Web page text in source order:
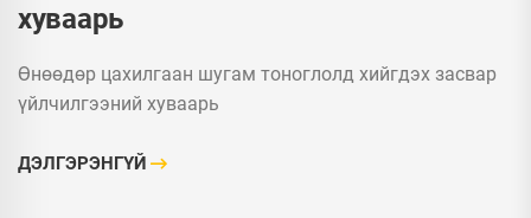
хуваарь
Өнөөдөр цахилгаан шугам тоноглолд хийгдэх засвар
үйлчилгээний хуваарь
ДЭЛГЭРЭНГҮЙ